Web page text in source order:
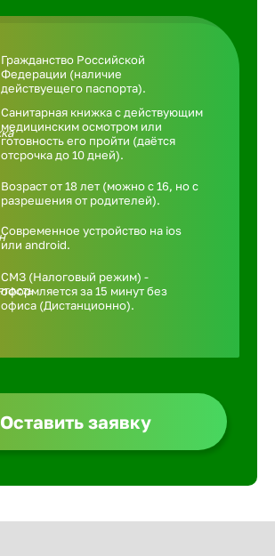
Гражданство Российской
Федерации (наличие
действуещего паспорта).
Санитарная книжка с действующим
медицинским осмотром или
готовность его пройти (даётся
отсрочка до 10 дней).
Возраст от 18 лет (можно с 16, но с
разрешения от родителей).
Современное устройство на ios
или android.
СМЗ (Налоговый режим) -
оформляется за 15 минут без
офиса (Дистанционно).
Оставить заявку